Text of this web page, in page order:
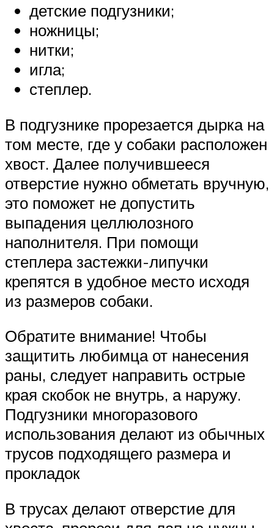
детские подгузники;
ножницы;
нитки;
игла;
степлер.
В подгузнике прорезается дырка на
том месте, где у собаки расположен
хвост. Далее получившееся
отверстие нужно обметать вручную,
это поможет не допустить
выпадения целлюлозного
наполнителя. При помощи
степлера застежки-липучки
крепятся в удобное место исходя
из размеров собаки.
Обратите внимание! Чтобы
защитить любимца от нанесения
раны, следует направить острые
края скобок не внутрь, а наружу.
Подгузники многоразового
использования делают из обычных
трусов подходящего размера и
прокладок
В трусах делают отверстие для